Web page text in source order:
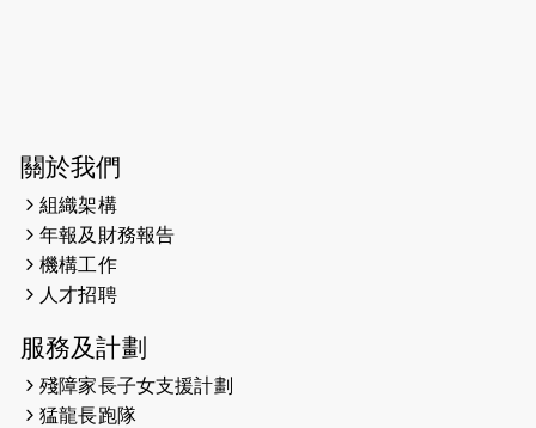
2024-03-17
2024-01-01
2023-11-28
#米紙| 突患視網膜病變致後天失
明
關於我們
組織架構
年報及財務報告
機構工作
人才招聘
服務及計劃
殘障家長子女支援計劃
猛龍長跑隊